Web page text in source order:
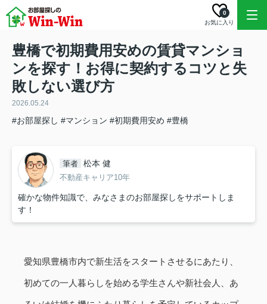
お気に入り
0
豊橋で初期費用安めの賃貸マンショ
ンを探す！お得に契約するコツと失
敗しない選び方
2026.05.24
#お部屋探し #マンション #初期費用安め #豊橋
筆者 松本 健
不動産キャリア10年
確かな物件知識で、みなさまのお部屋探しをサポートしま
す！
愛知県豊橋市内で新生活をスタートさせるにあたり、
初めての一人暮らしを始める学生さんや新社会人、あ